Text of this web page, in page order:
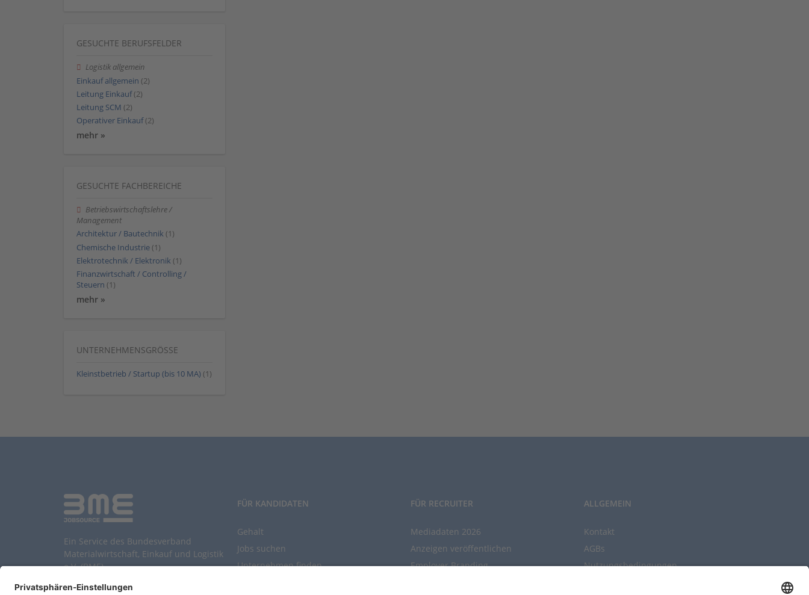
GESUCHTE BERUFSFELDER
Logistik allgemein
Einkauf allgemein (2)
Leitung Einkauf (2)
Leitung SCM (2)
Operativer Einkauf (2)
mehr »
GESUCHTE FACHBEREICHE
Betriebswirtschaftslehre /
Management
Architektur / Bautechnik (1)
Chemische Industrie (1)
Elektrotechnik / Elektronik (1)
Finanzwirtschaft / Controlling /
Steuern (1)
mehr »
UNTERNEHMENSGRÖSSE
Kleinstbetrieb / Startup (bis 10 MA) (1)
Ein Service des Bundesverband
Materialwirtschaft, Einkauf und Logistik
e.V. (BME)
FÜR KANDIDATEN
Gehalt
Jobs suchen
Unternehmen finden
FÜR RECRUITER
Mediadaten 2026
Anzeigen veröffentlichen
Employer Branding
ALLGEMEIN
Kontakt
AGBs
Nutzungsbedingungen